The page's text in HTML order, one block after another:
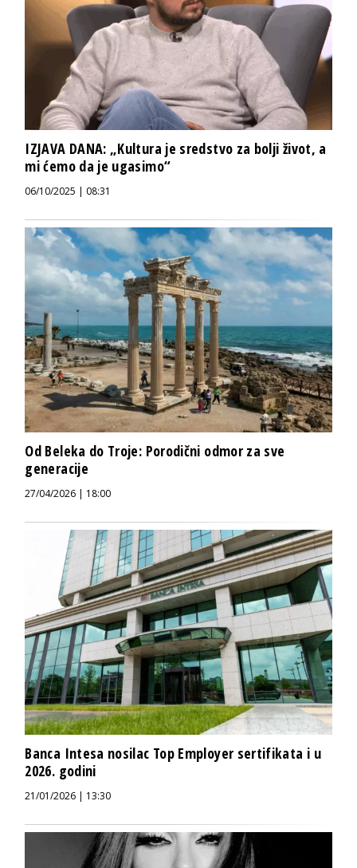
IZJAVA DANA: „Kultura je sredstvo za bolji život, a
mi ćemo da je ugasimo“
06/10/2025 | 08:31
Od Beleka do Troje: Porodični odmor za sve
generacije
27/04/2026 | 18:00
Banca Intesa nosilac Top Employer sertifikata i u
2026. godini
21/01/2026 | 13:30